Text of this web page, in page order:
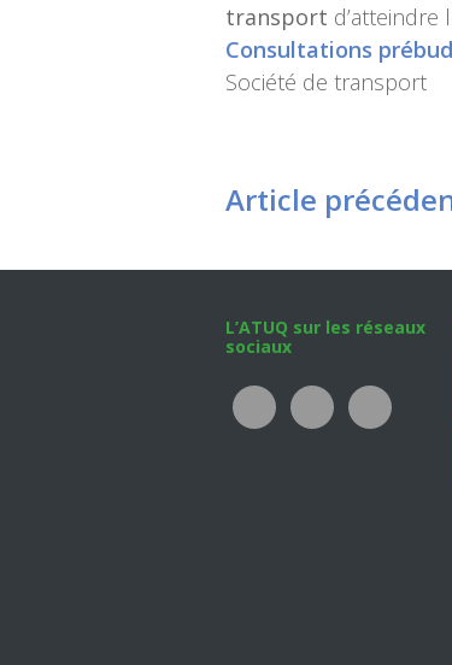
transport d’atteindre
Consultations
Société de transport
Article
L’ATUQ sur les réseaux
sociaux